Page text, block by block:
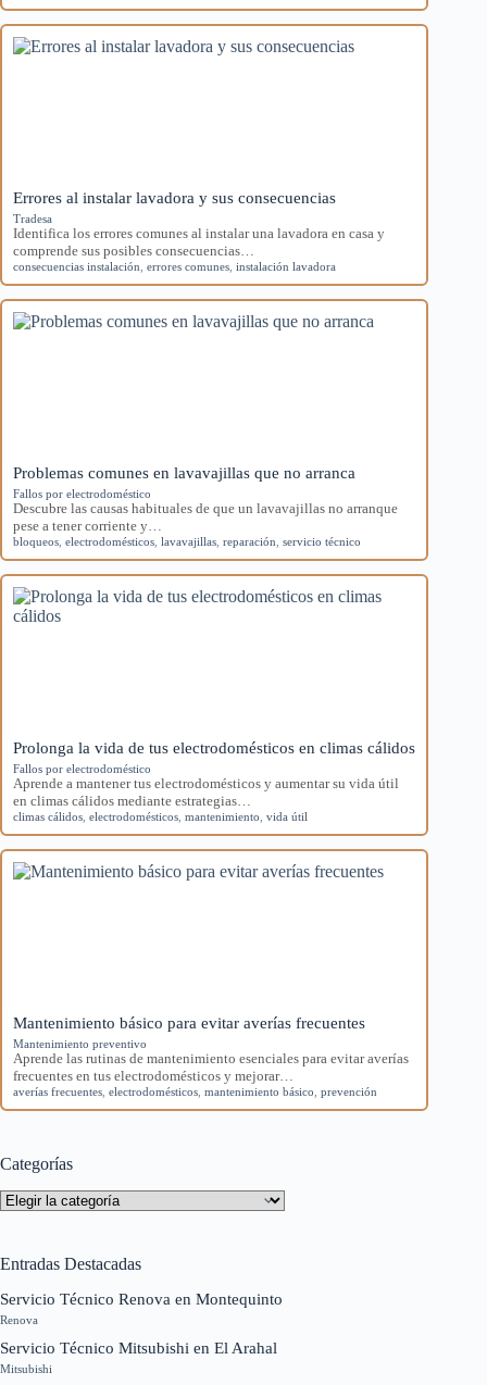
Errores al instalar lavadora y sus consecuencias
Tradesa
Identifica los errores comunes al instalar una lavadora en casa y
comprende sus posibles consecuencias…
consecuencias instalación errores comunes instalación lavadora
Problemas comunes en lavavajillas que no arranca
Fallos por electrodoméstico
Descubre las causas habituales de que un lavavajillas no arranque
pese a tener corriente y…
bloqueos electrodomésticos lavavajillas reparación servicio técnico
Prolonga la vida de tus electrodomésticos en climas cálidos
Fallos por electrodoméstico
Aprende a mantener tus electrodomésticos y aumentar su vida útil
en climas cálidos mediante estrategias…
climas cálidos electrodomésticos mantenimiento vida útil
Mantenimiento básico para evitar averías frecuentes
Mantenimiento preventivo
Aprende las rutinas de mantenimiento esenciales para evitar averías
frecuentes en tus electrodomésticos y mejorar…
averías frecuentes electrodomésticos mantenimiento básico prevención
Categorías
Categorías
Entradas Destacadas
Servicio Técnico Renova en Montequinto
Renova
Servicio Técnico Mitsubishi en El Arahal
Mitsubishi